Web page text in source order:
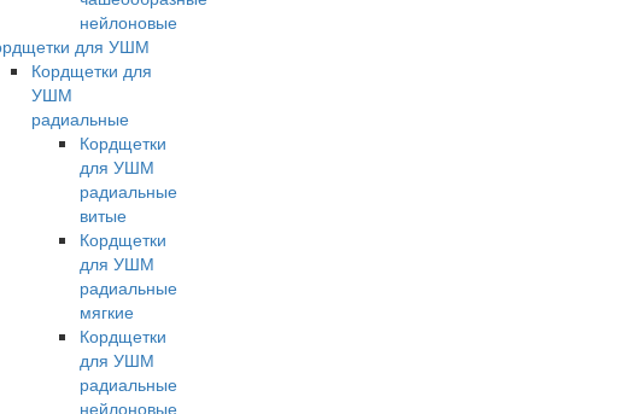
нейлоновые
для УШМ
Кордщетки для
УШМ
радиальные
Кордщетки
для УШМ
радиальные
витые
Кордщетки
для УШМ
радиальные
мягкие
Кордщетки
для УШМ
радиальные
нейлоновые